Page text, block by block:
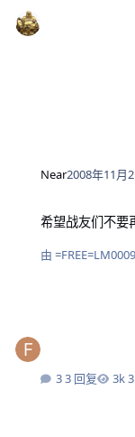
Near2008年11月
希望战友们不要
由 =FREE=LM0009
3 回复